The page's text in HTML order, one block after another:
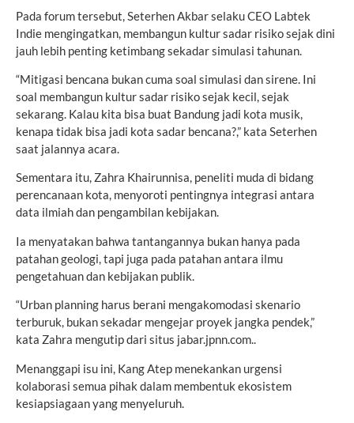
Pada forum tersebut, Seterhen Akbar selaku CEO Labtek
Indie mengingatkan, membangun kultur sadar risiko sejak dini
jauh lebih penting ketimbang sekadar simulasi tahunan.
“Mitigasi bencana bukan cuma soal simulasi dan sirene. Ini
soal membangun kultur sadar risiko sejak kecil, sejak
sekarang. Kalau kita bisa buat Bandung jadi kota musik,
kenapa tidak bisa jadi kota sadar bencana?,” kata Seterhen
saat jalannya acara.
Sementara itu, Zahra Khairunnisa, peneliti muda di bidang
perencanaan kota, menyoroti pentingnya integrasi antara
data ilmiah dan pengambilan kebijakan.
Ia menyatakan bahwa tantangannya bukan hanya pada
patahan geologi, tapi juga pada patahan antara ilmu
pengetahuan dan kebijakan publik.
“Urban planning harus berani mengakomodasi skenario
terburuk, bukan sekadar mengejar proyek jangka pendek,”
kata Zahra mengutip dari situs jabar.jpnn.com..
Menanggapi isu ini, Kang Atep menekankan urgensi
kolaborasi semua pihak dalam membentuk ekosistem
kesiapsiagaan yang menyeluruh.